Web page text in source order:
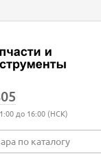
до 16:00 (НСК)